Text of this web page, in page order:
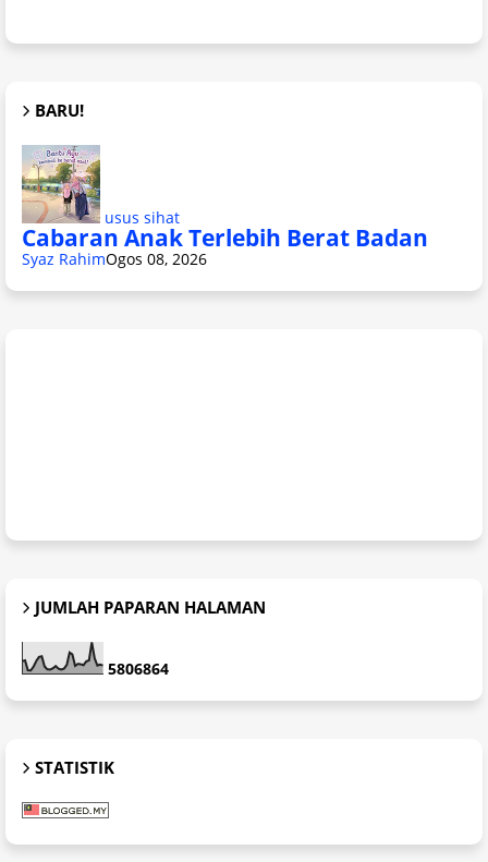
BARU!
usus sihat
Cabaran Anak Terlebih Berat Badan
Syaz RahimOgos 08, 2026
JUMLAH PAPARAN HALAMAN
5806864
STATISTIK